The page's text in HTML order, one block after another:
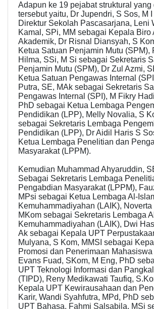
Adapun ke 19 pejabat struktural yang
tersebut yaitu, Dr Jupendri, S Sos, M
Direktur Sekolah Pascasarjana, Leni
Kamal, SPi, MM sebagai Kepala Biro
Akademik, Dr Risnal Diansyah, S
Ketua Satuan Penjamin Mutu (SPM),
Hilma, SSi, M Si sebagai Sekretaris
Penjamin Mutu (SPM), Dr Zul Azmi,
Ketua Satuan Pengawas Internal
Putra, SE, MAk sebagai Sekretaris
Pengawas Internal (SPI), M Fikry
PhD sebagai Ketua Lembaga
Pendidikan (LPP), Melly Novalia, S
sebagai Sekretaris Lembaga
Pendidikan (LPP), Dr Aidil Haris S
Ketua Lembaga Penelitian dan
Masyarakat (LPPM).
Kemudian Muhammad Ahyaruddin,
Sebagai Sekretaris Lembaga
Pengabdian Masyarakat (LPPM),
MPsi sebagai Ketua Lembaga Al-
Kemuhammadiyahan (LAIK),
MKom sebagai Sekretaris Lembaga
Kemuhammadiyahan (LAIK), Dwi
Ak sebagai Kepala UPT
Mulyana, S Kom, MMSI sebagai
Promosi dan Penerimaan
Evans Fuad, SKom, M Eng, PhD
UPT Teknologi Informasi dan
(TIPD), Reny Medikawati Taufiq,
Kepala UPT Kewirausahaan dan
Karir, Wandi Syahfutra, MPd, PhD
UPT Bahasa, Fahmi Salsabila, MSi